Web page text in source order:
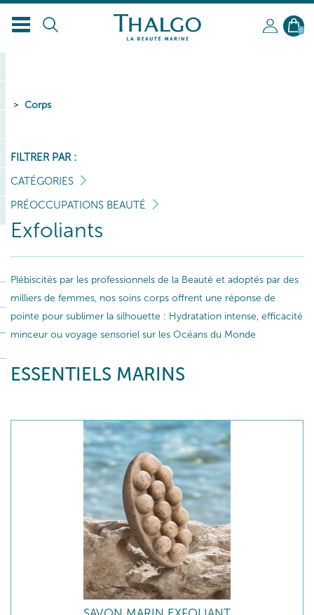
FR
0
Corps
FILTRER PAR :
CATÉGORIES
PRÉOCCUPATIONS BEAUTÉ
Exfoliants
Plébiscités par les professionnels de la Beauté et adoptés par des
milliers de femmes, nos soins corps offrent une réponse de
pointe pour sublimer la silhouette : Hydratation intense, efficacité
minceur ou voyage sensoriel sur les Océans du Monde
ESSENTIELS MARINS